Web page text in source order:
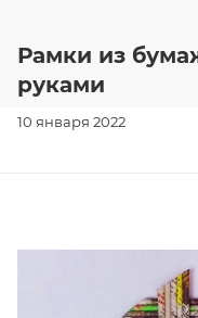
Рамки из
руками
10 января 2022